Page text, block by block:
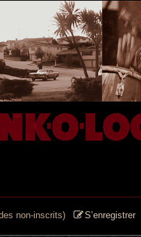
S’enregistrer
non-inscrits)